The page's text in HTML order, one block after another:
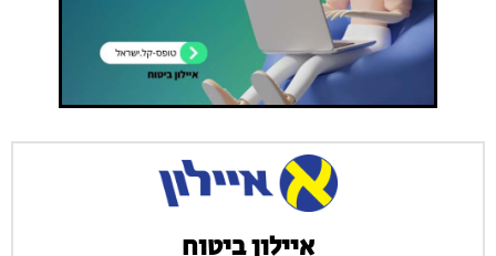
איילון ביטוח